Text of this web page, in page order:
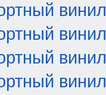
винил
винил
винил
винил